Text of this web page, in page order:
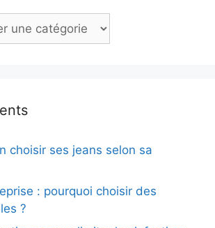
choisir ses jeans selon sa
: pourquoi choisir des
?